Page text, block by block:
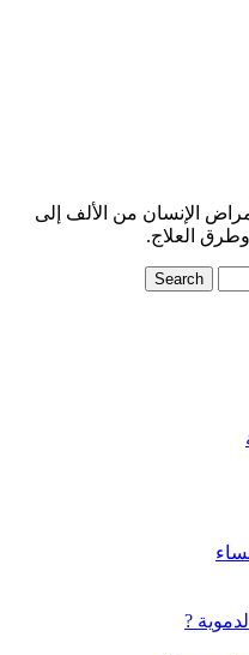
الإنسان من الألف إلى
العلاج.
?